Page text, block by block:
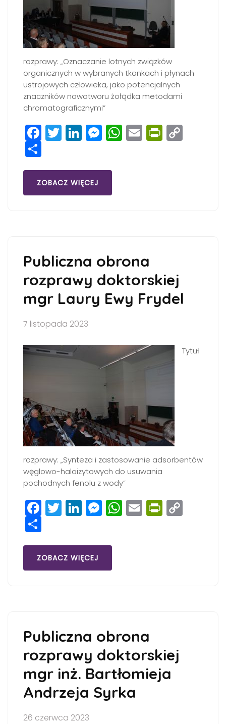
rozprawy: „Oznaczanie lotnych związków
organicznych w wybranych tkankach i płynach
ustrojowych człowieka, jako potencjalnych
znaczników nowotworu żołądka metodami
chromatograficznymi”
Facebook
Twitter
LinkedIn
Messenger
WhatsApp
Email
Share
ZOBACZ WIĘCEJ
Publiczna obrona
rozprawy doktorskiej
mgr Laury Ewy Frydel
7 listopada 2023
Tytuł
rozprawy: „Synteza i zastosowanie adsorbentów
węglowo-haloizytowych do usuwania
pochodnych fenolu z wody”
Facebook
Twitter
LinkedIn
Messenger
WhatsApp
Email
Share
ZOBACZ WIĘCEJ
Publiczna obrona
rozprawy doktorskiej
mgr inż. Bartłomieja
Andrzeja Syrka
26 czerwca 2023